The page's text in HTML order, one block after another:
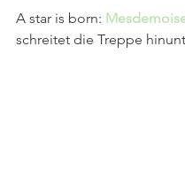
A star is born:
schreitet die Treppe